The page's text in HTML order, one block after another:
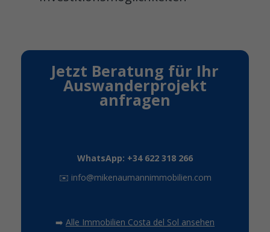
Jetzt Beratung für Ihr
Auswanderprojekt
anfragen
WhatsApp: +34 622 318 266
✉️ info@mikenaumannimmobilien.com
➡️ Alle Immobilien Costa del Sol ansehen